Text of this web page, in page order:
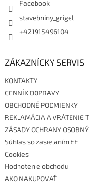
Facebook
stavebniny_grigel
+421915496104
ZÁKAZNÍCKY SERVIS
KONTAKTY
CENNÍK DOPRAVY
OBCHODNÉ PODMIENKY
REKLAMÁCIA A VRÁTENIE
ZÁSADY OCHRANY
Súhlas so zasielaním EF
Cookies
Hodnotenie obchodu
AKO NAKUPOVAŤ